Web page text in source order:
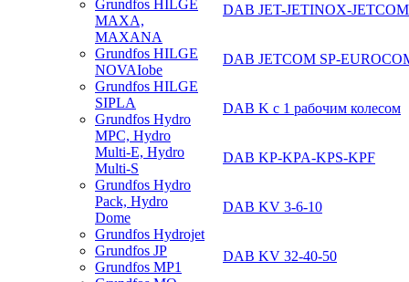
Grundfos HILGE
MAXA,
MAXANA
Grundfos HILGE
NOVAIobe
Grundfos HILGE
SIPLA
Grundfos Hydro
MPC, Hydro
Multi-E, Hydro
Multi-S
Grundfos Hydro
Pack, Hydro
Dome
Grundfos Hydrojet
Grundfos JP
Grundfos MP1
DAB JET-JETINOX-JETCOM
DAB JETCOM SP-
DAB K с 1 рабочим колесом
DAB KP-KPA-KPS-KPF
DAB KV 3-6-10
DAB KV 32-40-50